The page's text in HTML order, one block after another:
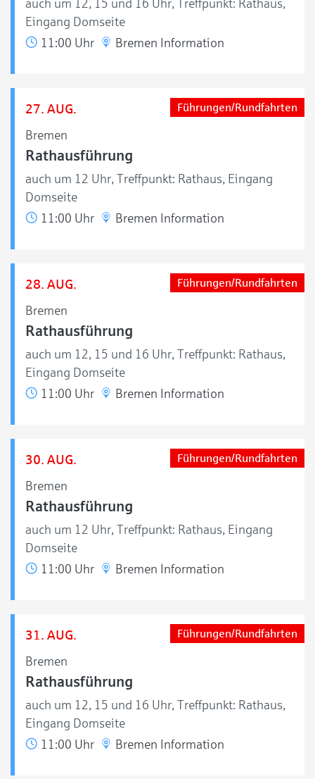
auch um 12, 15 und 16 Uhr, Treffpunkt: Rathaus,
Eingang Domseite
11:00 Uhr
Bremen Information
27. AUG.
Bremen
Führungen/Rundfahrten
Rathausführung
auch um 12 Uhr, Treffpunkt: Rathaus, Eingang
Domseite
11:00 Uhr
Bremen Information
28. AUG.
Bremen
Führungen/Rundfahrten
Rathausführung
auch um 12, 15 und 16 Uhr, Treffpunkt: Rathaus,
Eingang Domseite
11:00 Uhr
Bremen Information
30. AUG.
Bremen
Führungen/Rundfahrten
Rathausführung
auch um 12 Uhr, Treffpunkt: Rathaus, Eingang
Domseite
11:00 Uhr
Bremen Information
31. AUG.
Bremen
Führungen/Rundfahrten
Rathausführung
auch um 12, 15 und 16 Uhr, Treffpunkt: Rathaus,
Eingang Domseite
11:00 Uhr
Bremen Information